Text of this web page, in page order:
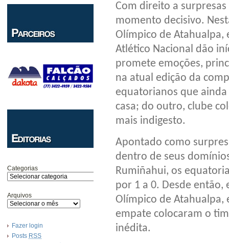
Categorias
Arquivos
Fazer login
Posts RSS
Com direito a
momento decisivo.
Olímpico de Atahualpa,
Atlético Nacional dão
promete emoções,
na atual edição da
equatorianos que
casa; do outro, clube
mais indigesto.
Apontado como
dentro de seus
Rumiñahui, os
por 1 a 0. Desde então,
Olímpico de Atahualpa,
empate colocaram o
inédita.